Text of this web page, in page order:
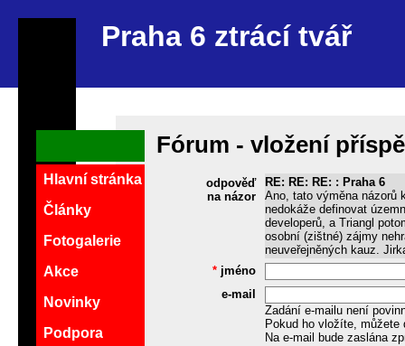
Praha 6 ztrácí tvář
Fórum - vložení
odpověď
na názor
RE: RE: RE: : Praha 6
Ano, tato výměna názorů
nedokáže definovat
developerů, a Triangl
osobní (zištné) zájmy
neuveřejněných kauz.
* jméno
e-mail
Zadání e-mailu není
Pokud ho vložíte,
Na e-mail bude zaslána
Hlavní stránka
Články
Fotogalerie
Akce
Novinky
Podpora